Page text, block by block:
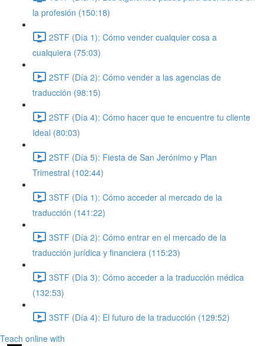
la profesión (150:18)
2STF (Día 1): Cómo vender cualquier cosa a
cualquiera (75:03)
2STF (Día 2): Cómo vender a las agencias de
traducción (98:15)
2STF (Día 4): Cómo hacer que te encuentre tu cliente
Ideal (80:03)
2STF (Día 5): Fiesta de San Jerónimo y Plan
Trimestral (102:44)
3STF (Día 1): Cómo acceder al mercado de la
traducción (141:22)
3STF (Día 2): Cómo entrar en el mercado de la
traducción jurídica y financiera (115:23)
3STF (Día 3): Cómo acceder a la traducción médica
(132:53)
3STF (Día 4): El futuro de la traducción (129:52)
Teach online with